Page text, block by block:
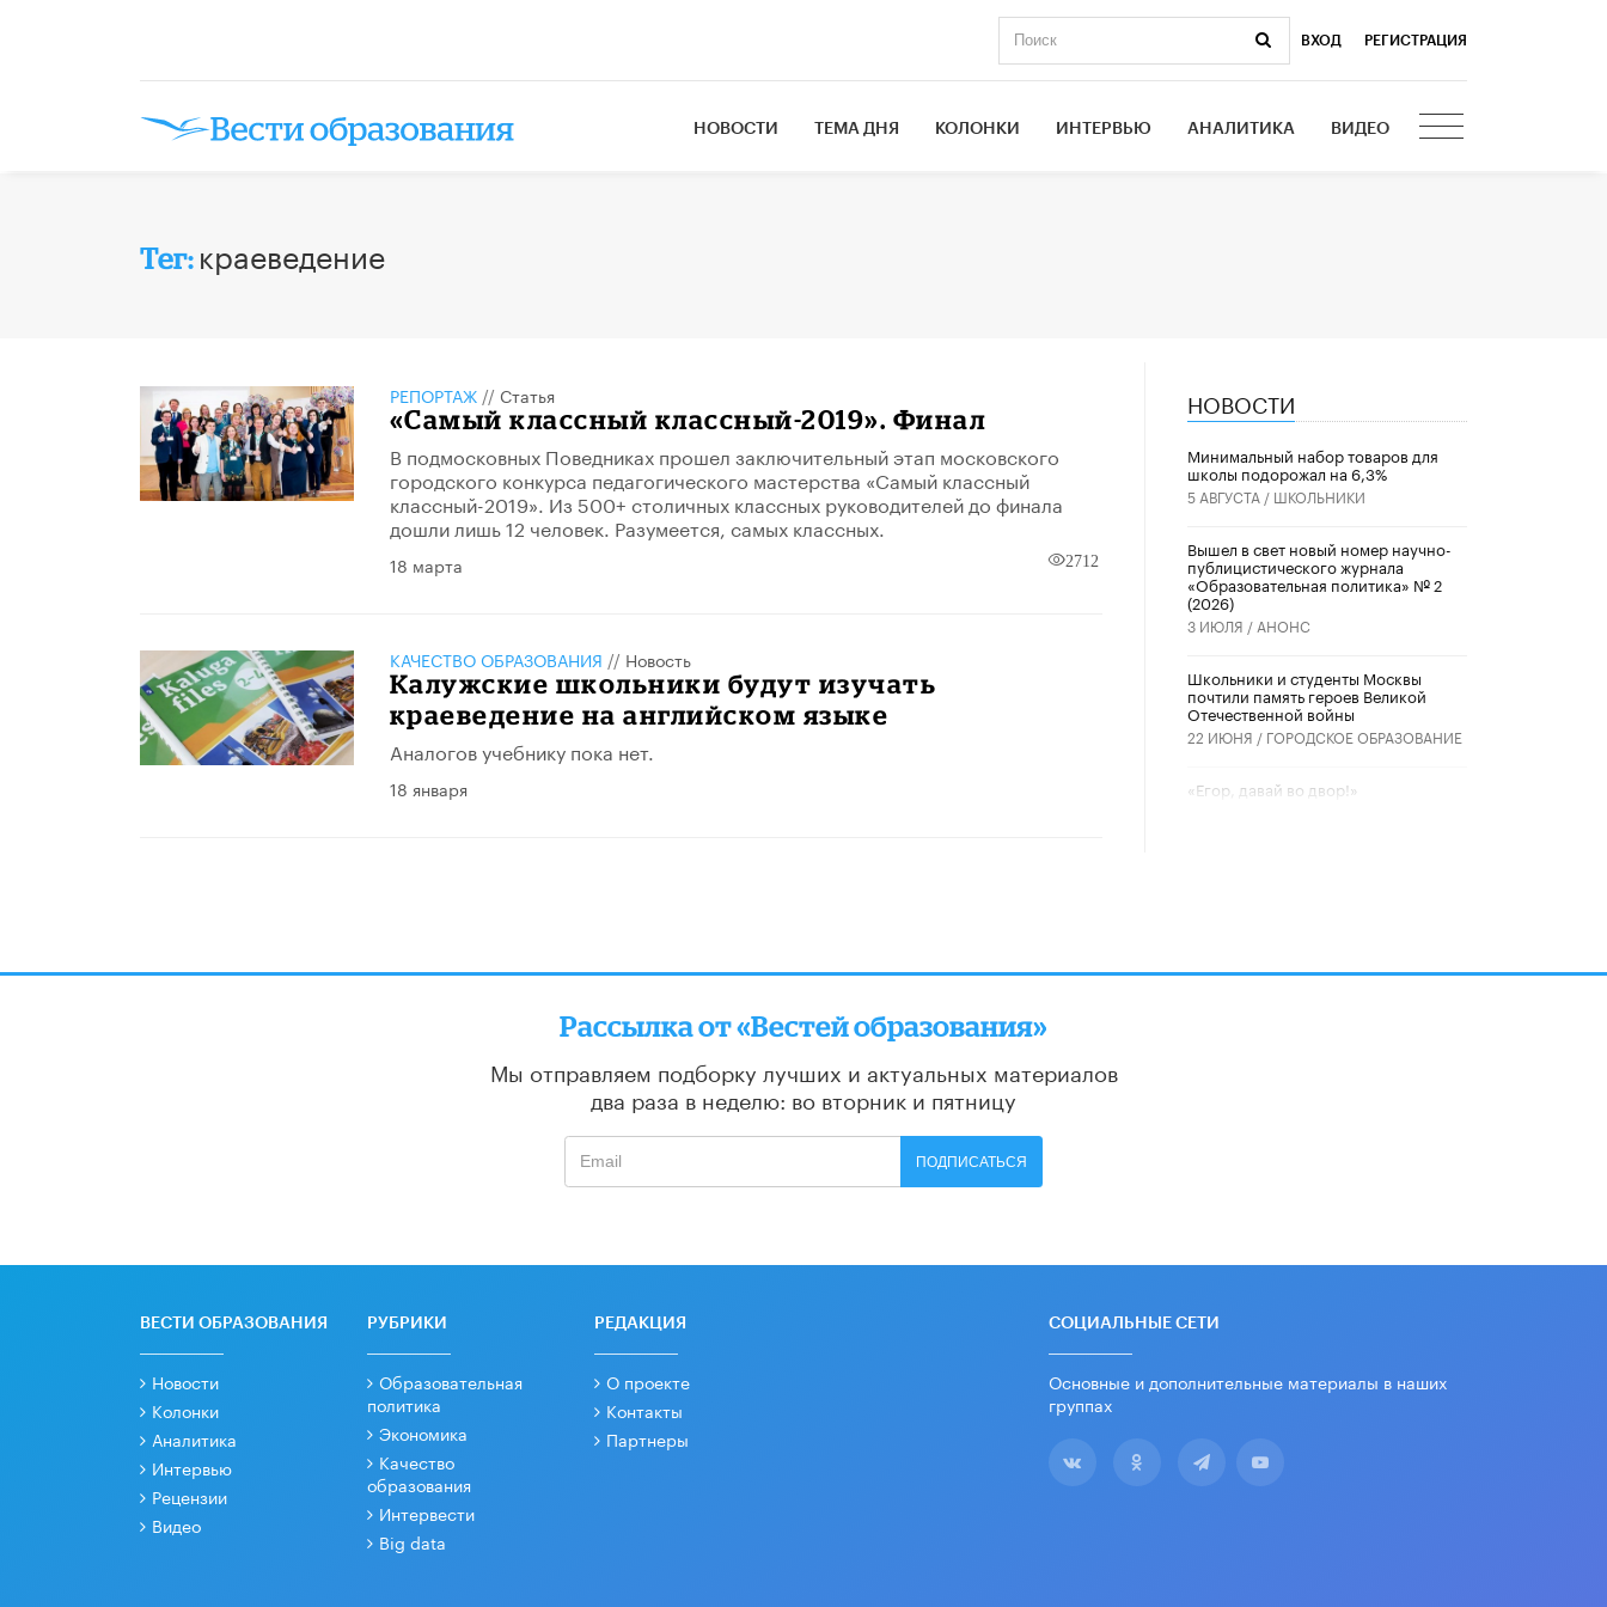
ВХОД РЕГИСТРАЦИЯ
НОВОСТИ ТЕМА ДНЯ КОЛОНКИ ИНТЕРВЬЮ АНАЛИТИКА ВИДЕО
Тег: краеведение
РЕПОРТАЖ// Статья
«Самый классный классный-2019». Финал
В подмосковных Поведниках прошел заключительный этап московского
городского конкурса педагогического мастерства «Самый классный
классный-2019». Из 500+ столичных классных руководителей до финала
дошли лишь 12 человек. Разумеется, самых классных.
18 марта 2712
КАЧЕСТВО ОБРАЗОВАНИЯ // Новость
Калужские школьники будут изучать
краеведение на английском языке
Аналогов учебнику пока нет.
18 января
НОВОСТИ
Минимальный набор товаров для
школы подорожал на 6,3%
5 АВГУСТА / ШКОЛЬНИКИ
Вышел в свет новый номер научно-
публицистического журнала
«Образовательная политика» № 2
(2026)
3 ИЮЛЯ / АНОНС
Школьники и студенты Москвы
почтили память героев Великой
Отечественной войны
22 ИЮНЯ / ГОРОДСКОЕ ОБРАЗОВАНИЕ
«Егор, давай во двор!»
Рособрнадзор предупредил о трех
Названы лучшие российские вузы в
16 ИЮНЯ /
обязательные уроки каллиграфии в
​Как будущие реставраторы –
Рассылка от «Вестей образования»
Мы отправляем подборку лучших и актуальных материалов
два раза в неделю: во вторник и пятницу
ПОДПИСАТЬСЯ
ВЕСТИ ОБРАЗОВАНИЯ
Новости
Колонки
Аналитика
Интервью
Рецензии
Видео
РУБРИКИ
Образовательная
политика
Экономика
Качество
образования
Интервести
Big data
РЕДАКЦИЯ
О проекте
Контакты
Партнеры
СОЦИАЛЬНЫЕ СЕТИ
Основные и дополнительные материалы в наших
группах